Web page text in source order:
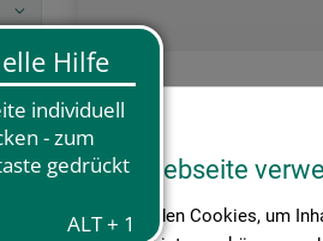
Diese Webseite
Wir verwenden Cookies, um
Künstler Ateliers